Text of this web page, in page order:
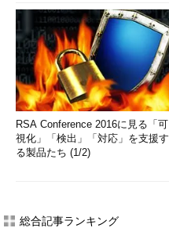
RSA Conference 2016に見る「可
視化」「検出」「対応」を支援す
る製品たち (1/2)
総合記事ランキング